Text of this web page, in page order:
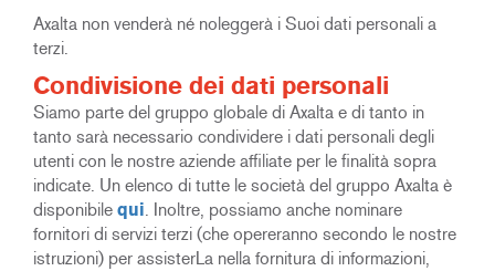
Axalta non venderà né noleggerà i Suoi dati personali a
terzi.
Condivisione dei dati personali
Siamo parte del gruppo globale di Axalta e di tanto in
tanto sarà necessario condividere i dati personali degli
utenti con le nostre aziende affiliate per le finalità sopra
indicate. Un elenco di tutte le società del gruppo Axalta è
disponibile qui. Inoltre, possiamo anche nominare
fornitori di servizi terzi (che opereranno secondo le nostre
istruzioni) per assisterLa nella fornitura di informazioni,